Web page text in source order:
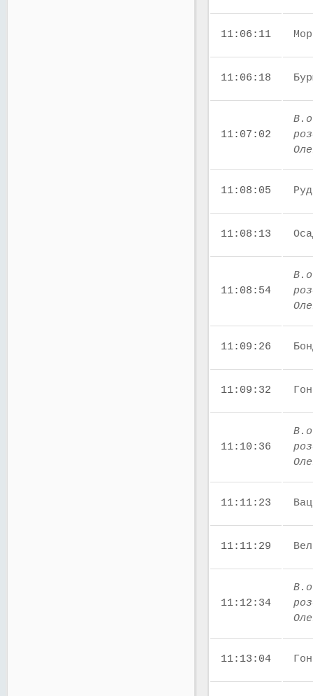
11:06:11
11:06:18
11:07:02
11:08:05
11:08:13
11:08:54
11:09:26
11:09:32
11:10:36
11:11:23
11:11:29
11:12:34
11:13:04